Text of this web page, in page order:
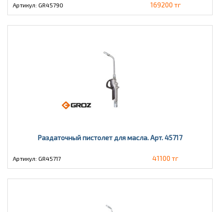
Артикул: GR45790 169200 тг
Раздаточный пистолет для масла. Арт. 45717
Артикул: GR45717 41100 тг